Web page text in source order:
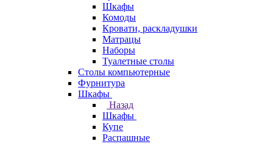
Шкафы
Комоды
Кровати, раскладушки
Матрацы
Наборы
Туалетные столы
Столы компьютерные
Фурнитура
Шкафы
Назад
Шкафы
Купе
Распашные